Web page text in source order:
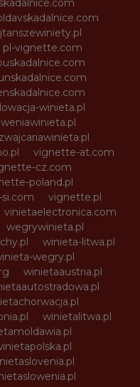
pl-vignette.com
winieta.pl
vignette-at.com
cz.com
poland.pl
vignette.pl
vinietaelectronica.com
wegrywinieta.pl
winieta-litwa.pl
wegry.pl
winietaaustria.pl
winietalitwa.pl